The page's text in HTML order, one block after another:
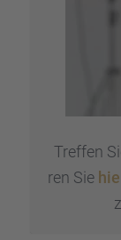
Treffen
ren Sie